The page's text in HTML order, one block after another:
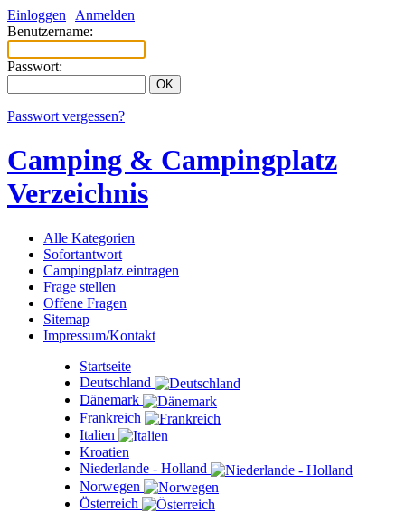
Einloggen | Anmelden
Benutzername:
Passwort:
Passwort vergessen?
Camping & Campingplatz
Verzeichnis
Alle Kategorien
Sofortantwort
Campingplatz eintragen
Frage stellen
Offene Fragen
Sitemap
Impressum/Kontakt
Startseite
Deutschland
Dänemark
Frankreich
Italien
Kroatien
Niederlande - Holland
Norwegen
Österreich